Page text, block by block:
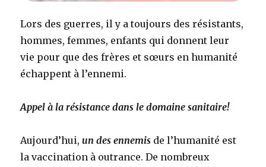
Lors des guerres, il y a toujours des résistants,
hommes, femmes, enfants qui donnent leur
vie pour que des frères et sœurs en humanité
échappent à l’ennemi.
Appel à la résistance dans le domaine sanitaire!
Aujourd’hui,un des ennemis de l’humanité est
la vaccination à outrance. De nombreux